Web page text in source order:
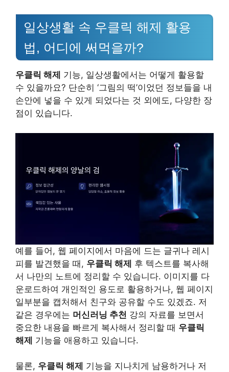
일상생활 속 우클릭 해제 활용
법, 어디에 써먹을까?
우클릭 해제 기능, 일상생활에서는 어떻게 활용할
수 있을까요? 단순히 ‘그림의 떡’이었던 정보들을 내
손안에 넣을 수 있게 되었다는 것 외에도, 다양한 장
점이 있습니다.
예를 들어, 웹 페이지에서 마음에 드는 글귀나 레시
피를 발견했을 때, 우클릭 해제 후 텍스트를 복사해
서 나만의 노트에 정리할 수 있습니다. 이미지를 다
운로드하여 개인적인 용도로 활용하거나, 웹 페이지
일부분을 캡처해서 친구와 공유할 수도 있겠죠. 저
같은 경우에는 머신러닝 추천 강의 자료를 보면서
중요한 내용을 빠르게 복사해서 정리할 때 우클릭
해제 기능을 애용하고 있습니다.
물론, 우클릭 해제 기능을 지나치게 남용하거나 저